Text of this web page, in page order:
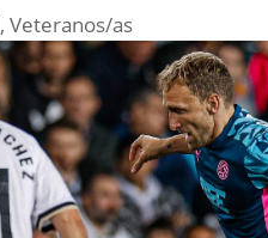
,Veteranos/as